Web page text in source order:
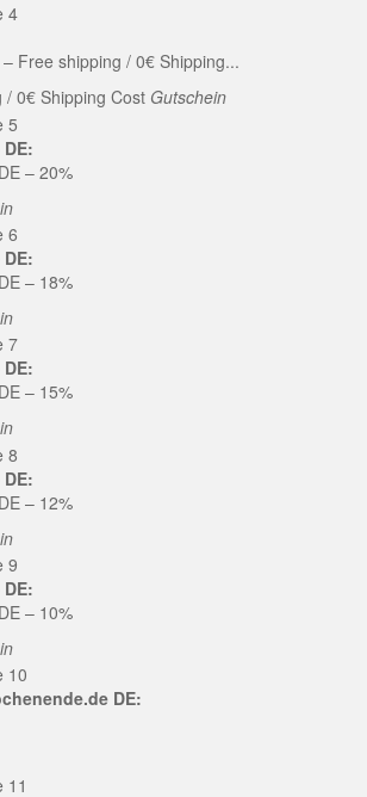
Free shipping / 0€ Shipping...
/ 0€ Shipping Cost Gutschein
– 20%
– 18%
– 15%
– 12%
– 10%
DE: